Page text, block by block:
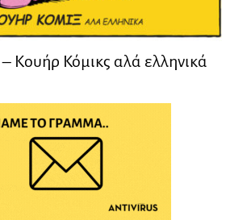
Kουήρ Κόμικς αλά ελληνικά